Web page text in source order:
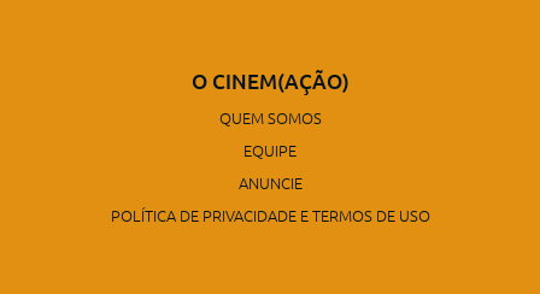
O CINEM(AÇÃO)
QUEM SOMOS
EQUIPE
ANUNCIE
POLÍTICA DE PRIVACIDADE E TERMOS DE USO